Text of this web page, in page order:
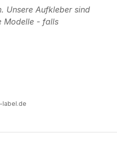
Unsere Aufkleber sind
Modelle - falls
label.de